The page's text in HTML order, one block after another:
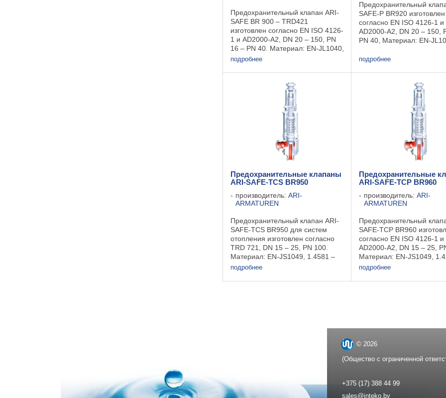
Предохранительный клапан ARI-
SAFE BR 900 – TRD421
изготовлен согласно EN ISO 4126-
1 и AD2000-A2, DN 20 – 150, PN
16 – PN 40. Материал: EN-JL1040,
EN-JS1049, 1.0619+N, 1.4408–
промышленные установки,
котельные. Среды: ...
подробнее
Предохранительный
SAFE-P BR920 изготовлен
согласно EN ISO 4126-1 и
AD2000-A2, DN 20 – 150,
PN 40, Материал: EN-
применения:
подробнее
Предохранительные клапаны
ARI-SAFE-TCS BR950
производитель: ARI-
ARMATUREN
Предохранительный клапан ARI-
SAFE-TCS BR950 для систем
отопления изготовлен согласно
TRD 721, DN 15 – 25, PN 100.
Материал: EN-JS1049, 1.4581 –
для установки на горизонтальных
отрасли промышленности:
подробнее
Предохранительные
ARI-SAFE-TCP BR960
производитель: ARI-
ARMATUREN
Предохранительный
SAFE-TCP BR960
согласно EN ISO 4126-1 и
AD2000-A2, DN 15 – 25,
Материал: EN-JS1049,
Применение :различные
энергетической,
подробнее
© 2026
(Общество с ограниченной
+375 (17) 388 44 99
sales@inteko.by